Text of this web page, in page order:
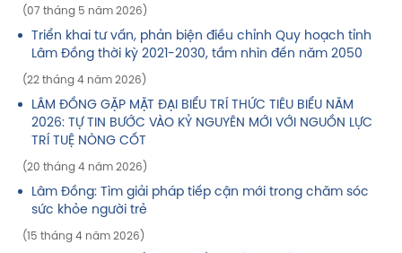
(07 tháng 5 năm 2026)
Triển khai tư vấn, phản biện điều chỉnh Quy hoạch tỉnh
Lâm Đồng thời kỳ 2021-2030, tầm nhìn đến năm 2050
(22 tháng 4 năm 2026)
LÂM ĐỒNG GẶP MẶT ĐẠI BIỂU TRÍ THỨC TIÊU BIỂU NĂM
2026: TỰ TIN BƯỚC VÀO KỶ NGUYÊN MỚI VỚI NGUỒN LỰC
TRÍ TUỆ NÒNG CỐT
(20 tháng 4 năm 2026)
Lâm Đồng: Tìm giải pháp tiếp cận mới trong chăm sóc
sức khỏe người trẻ
(15 tháng 4 năm 2026)